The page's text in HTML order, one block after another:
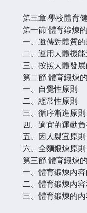
第三章 學校體育
第一節 體育鍛煉
一、遺傳對體質
二、運用人體機
三、按照人體發
第二節 體育鍛煉
一、自覺性原則
二、經常性原則
三、循序漸進原則
四、適宜的運動
五、因人製宜原則
六、全麵鍛煉原則
第三節 體育鍛煉
一、體育鍛煉內
二、體育鍛煉內
三、體育鍛煉的